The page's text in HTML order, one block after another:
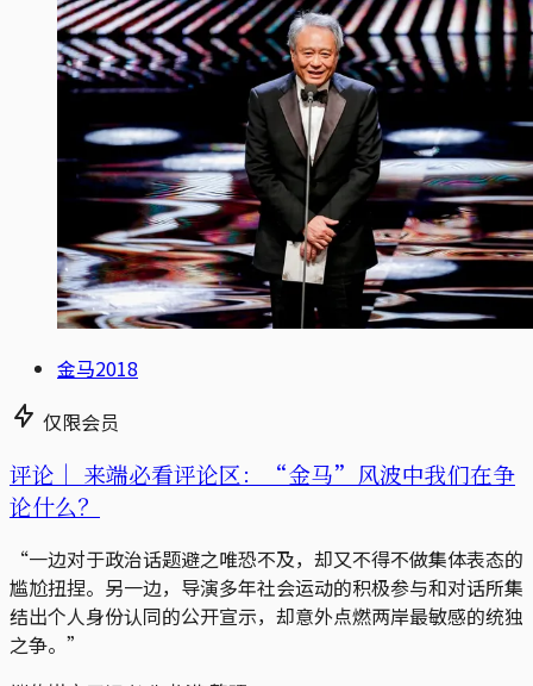
金马2018
仅限会员
评论｜ 来端必看评论区：“金马”风波中我们在争
论什么？
“一边对于政治话题避之唯恐不及，却又不得不做集体表态的
尴尬扭捏。另一边，导演多年社会运动的积极参与和对话所集
结出个人身份认同的公开宣示，却意外点燃两岸最敏感的统独
之争。”